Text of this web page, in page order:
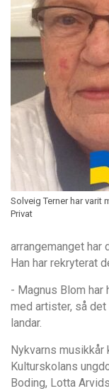
Solveig Terner har varit
Privat
arrangemanget har
Han har rekryterat
- Magnus Blom
med artister, så
landar.
Nykvarns
Kulturskolans
Boding, Lotta